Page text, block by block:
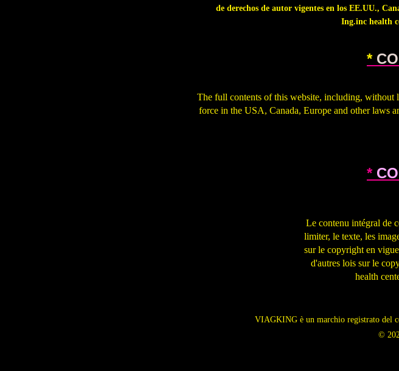
de derechos de autor vigentes en los EE.UU.,
Ing.inc health
*
The full contents of this website, including, without
force in the USA, Canada, Europe and other laws
*
Le contenu intégral de
limiter, le texte, les
sur le copyright en
d'autres lois sur le
health
VIAGKING è un marchio registrato del
©